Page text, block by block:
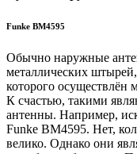
Funke BM4595
Обычно наружные
металлических
которого
К счастью, такими
антенны. Например,
Funke BM4595. Нет,
велико. Однако они